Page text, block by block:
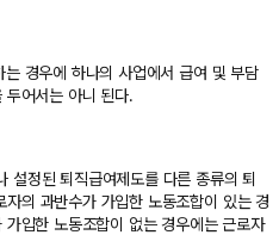
경우에 하나의 사업에서 급여 및 부담
두어서는 아니 된다.
정된 퇴직급여제도를 다른 종류의 퇴
의 과반수가 가입한 노동조합이 있는 경
입한 노동조합이 없는 경우에는 근로자